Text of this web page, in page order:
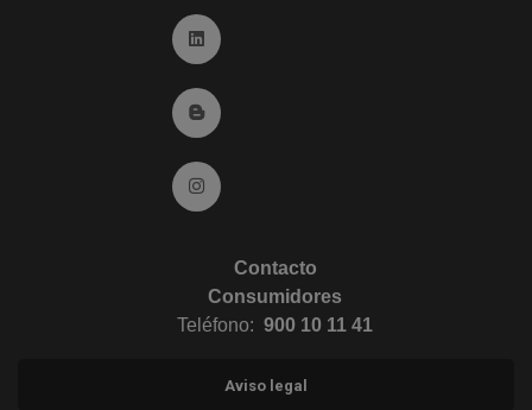
Ir a Linkedin (abre en ventana nueva)
Ir al Blog (abre en ventana nueva)
Ir a Instagram (abre en ventana nueva)
Contacto
Consumidores
Teléfono: 900 10 11 41
Aviso legal